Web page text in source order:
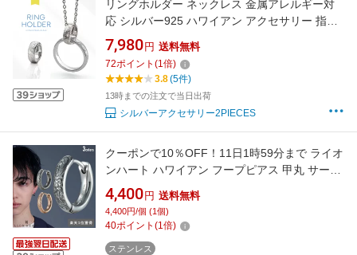
リングホルダー ネックレス 金属アレルギー対
応 シルバー925 ハワイアン アクセサリー 指輪
をネックレスに！波 スクロール ステンレスチ
ェーン付き メンズ レディース pe2250
7,980 円 送料無料
72ポイント (1倍)
3.8(5件)
13時までの注文で当日出荷
シルバーアクセサリー2PIECES
クーポンで10％OFF！11日1時59分まで ライオ
ンハート ハワイアン フープピアス 甲丸 サージ
カルステンレス シルバー ブラック 黒 ピンクゴ
ールド 金属アレルギー対応 片耳用 1点売り メ
ンズ ブランド
4,400 円 送料無料
4,400円/個 (1個)
40ポイント (1倍)
ステンレス